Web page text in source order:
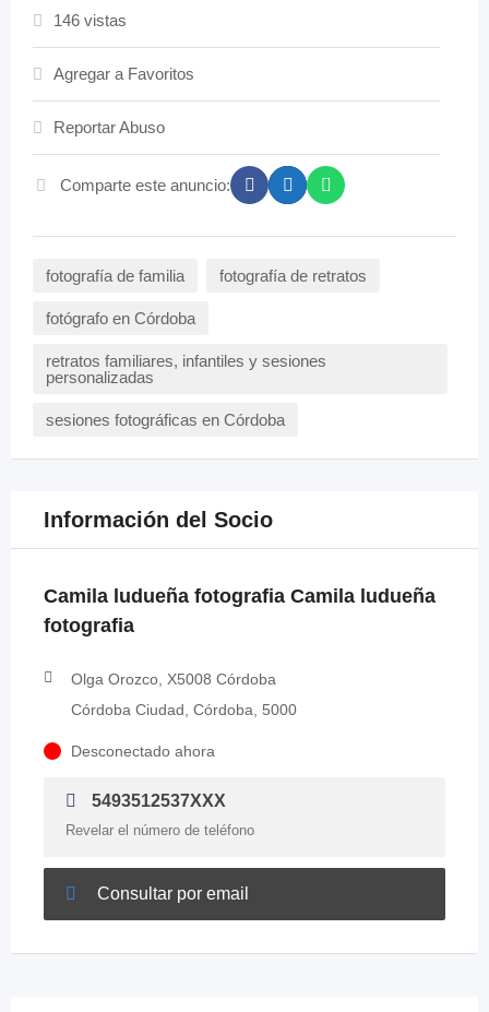
146 vistas
Agregar a Favoritos
Reportar Abuso
Comparte este anuncio:
fotografía de familia fotografía de retratos
fotógrafo en Córdoba
retratos familiares, infantiles y sesiones
personalizadas
sesiones fotográficas en Córdoba
Información del Socio
Camila ludueña fotografia Camila ludueña
fotografia
Olga Orozco, X5008 Córdoba
Córdoba Ciudad, Córdoba, 5000
Desconectado ahora
5493512537XXX
Revelar el número de teléfono
Consultar por email